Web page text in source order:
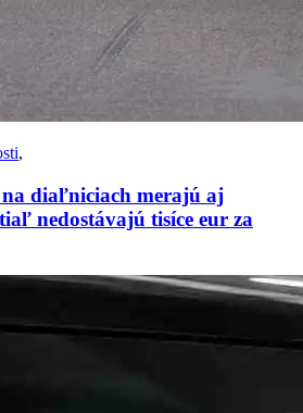
,
diaľniciach merajú aj
nedostávajú tisíce eur za